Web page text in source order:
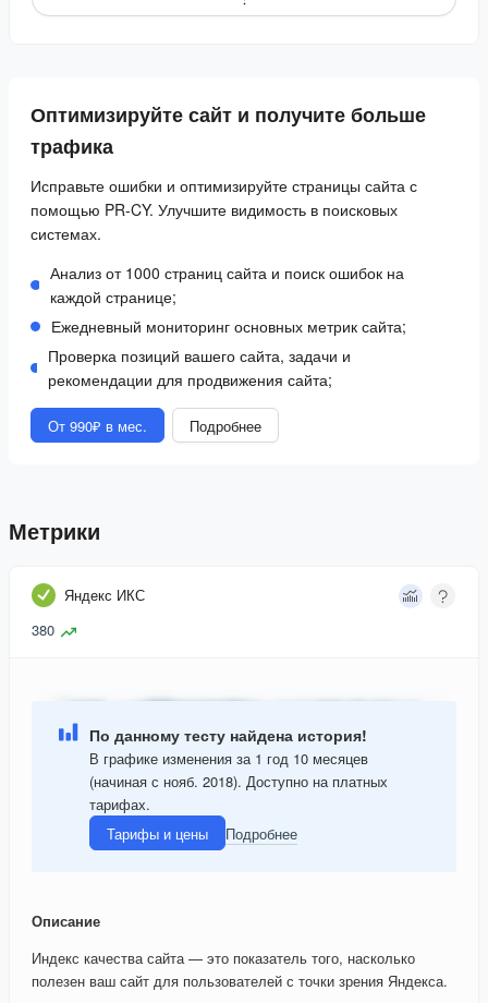
Оптимизируйте сайт и получите больше
трафика
Исправьте ошибки и оптимизируйте страницы сайта с
помощью PR-CY. Улучшите видимость в поисковых
системах.
Анализ от 1000 страниц сайта и поиск ошибок на
каждой странице;
Ежедневный мониторинг основных метрик сайта;
Проверка позиций вашего сайта, задачи и
рекомендации для продвижения сайта;
От 990₽ в мес. Подробнее
Метрики
Яндекс ИКС
380
По данному тесту найдена история!
В графике изменения за 1 год 10 месяцев
(начиная с нояб. 2018). Доступно на платных
тарифах.
Тарифы и цены
Подробнее
Описание
Индекс качества сайта — это показатель того, насколько
полезен ваш сайт для пользователей с точки зрения Яндекса.